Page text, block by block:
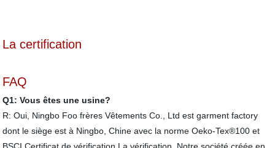
La certification
FAQ
Q1: Vous êtes une usine?
R: Oui, Ningbo Foo frères Vêtements Co., Ltd est garment factory
dont le siège est à Ningbo, Chine avec la norme Oeko-Tex®100 et